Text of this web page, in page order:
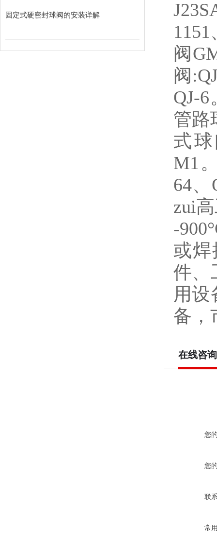
固定式硬密封球阀的安装详解
阀
阀
QJ-
管路
式
M1
64
zui
-
或焊
件、
用设
备，
在线咨询
您
您
联
常